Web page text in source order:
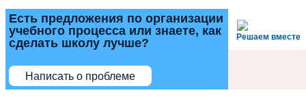
Решаем вместе
Есть предложения по организации
учебного процесса или знаете, как
сделать школу лучше?
Написать о проблеме